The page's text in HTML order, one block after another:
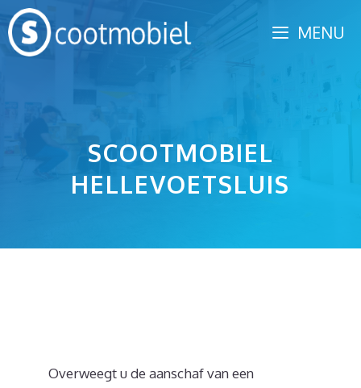
Spring
naar
inhoud
MENU
SCOOTMOBIEL
HELLEVOETSLUIS
Overweegt u de aanschaf van een